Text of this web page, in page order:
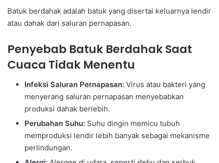
Batuk berdahak adalah batuk yang disertai keluarnya lendir
atau dahak dari saluran pernapasan.
Penyebab Batuk Berdahak Saat
Cuaca Tidak Menentu
Infeksi Saluran Pernapasan: Virus atau bakteri yang
menyerang saluran pernapasan menyebabkan
produksi dahak berlebih.
Perubahan Suhu: Suhu dingin memicu tubuh
memproduksi lendir lebih banyak sebagai mekanisme
perlindungan.